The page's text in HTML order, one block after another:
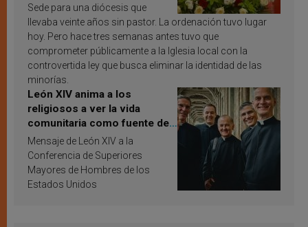
Sede para una diócesis que
llevaba veinte años sin pastor. La ordenación tuvo lugar
hoy. Pero hace tres semanas antes tuvo que
comprometer públicamente a la Iglesia local con la
controvertida ley que busca eliminar la identidad de las
minorías.
León XIV anima a los
religiosos a ver la vida
comunitaria como fuente de
inspiración y santificación
Mensaje de León XIV a la
Conferencia de Superiores
Mayores de Hombres de los
Estados Unidos